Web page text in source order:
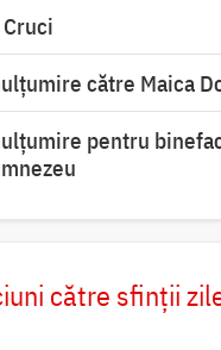
către Maica
pentru
către sfinții